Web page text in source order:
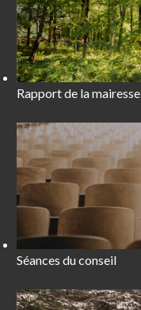
Rapport de la mairesse
Séances du conseil